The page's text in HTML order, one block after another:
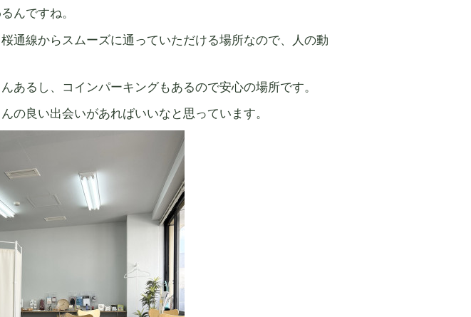
んですね。
通線からスムーズに通っていただける場所なので、人の動
あるし、コインパーキングもあるので安心の場所です。
の良い出会いがあればいいなと思っています。